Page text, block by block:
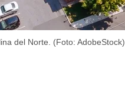
del Norte. (Foto: AdobeStock)